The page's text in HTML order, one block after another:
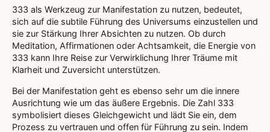
333 als Werkzeug zur Manifestation zu nutzen, bedeutet,
sich auf die subtile Führung des Universums einzustellen und
sie zur Stärkung Ihrer Absichten zu nutzen. Ob durch
Meditation, Affirmationen oder Achtsamkeit, die Energie von
333 kann Ihre Reise zur Verwirklichung Ihrer Träume mit
Klarheit und Zuversicht unterstützen.
Bei der Manifestation geht es ebenso sehr um die innere
Ausrichtung wie um das äußere Ergebnis. Die Zahl 333
symbolisiert dieses Gleichgewicht und lädt Sie ein, dem
Prozess zu vertrauen und offen für Führung zu sein. Indem